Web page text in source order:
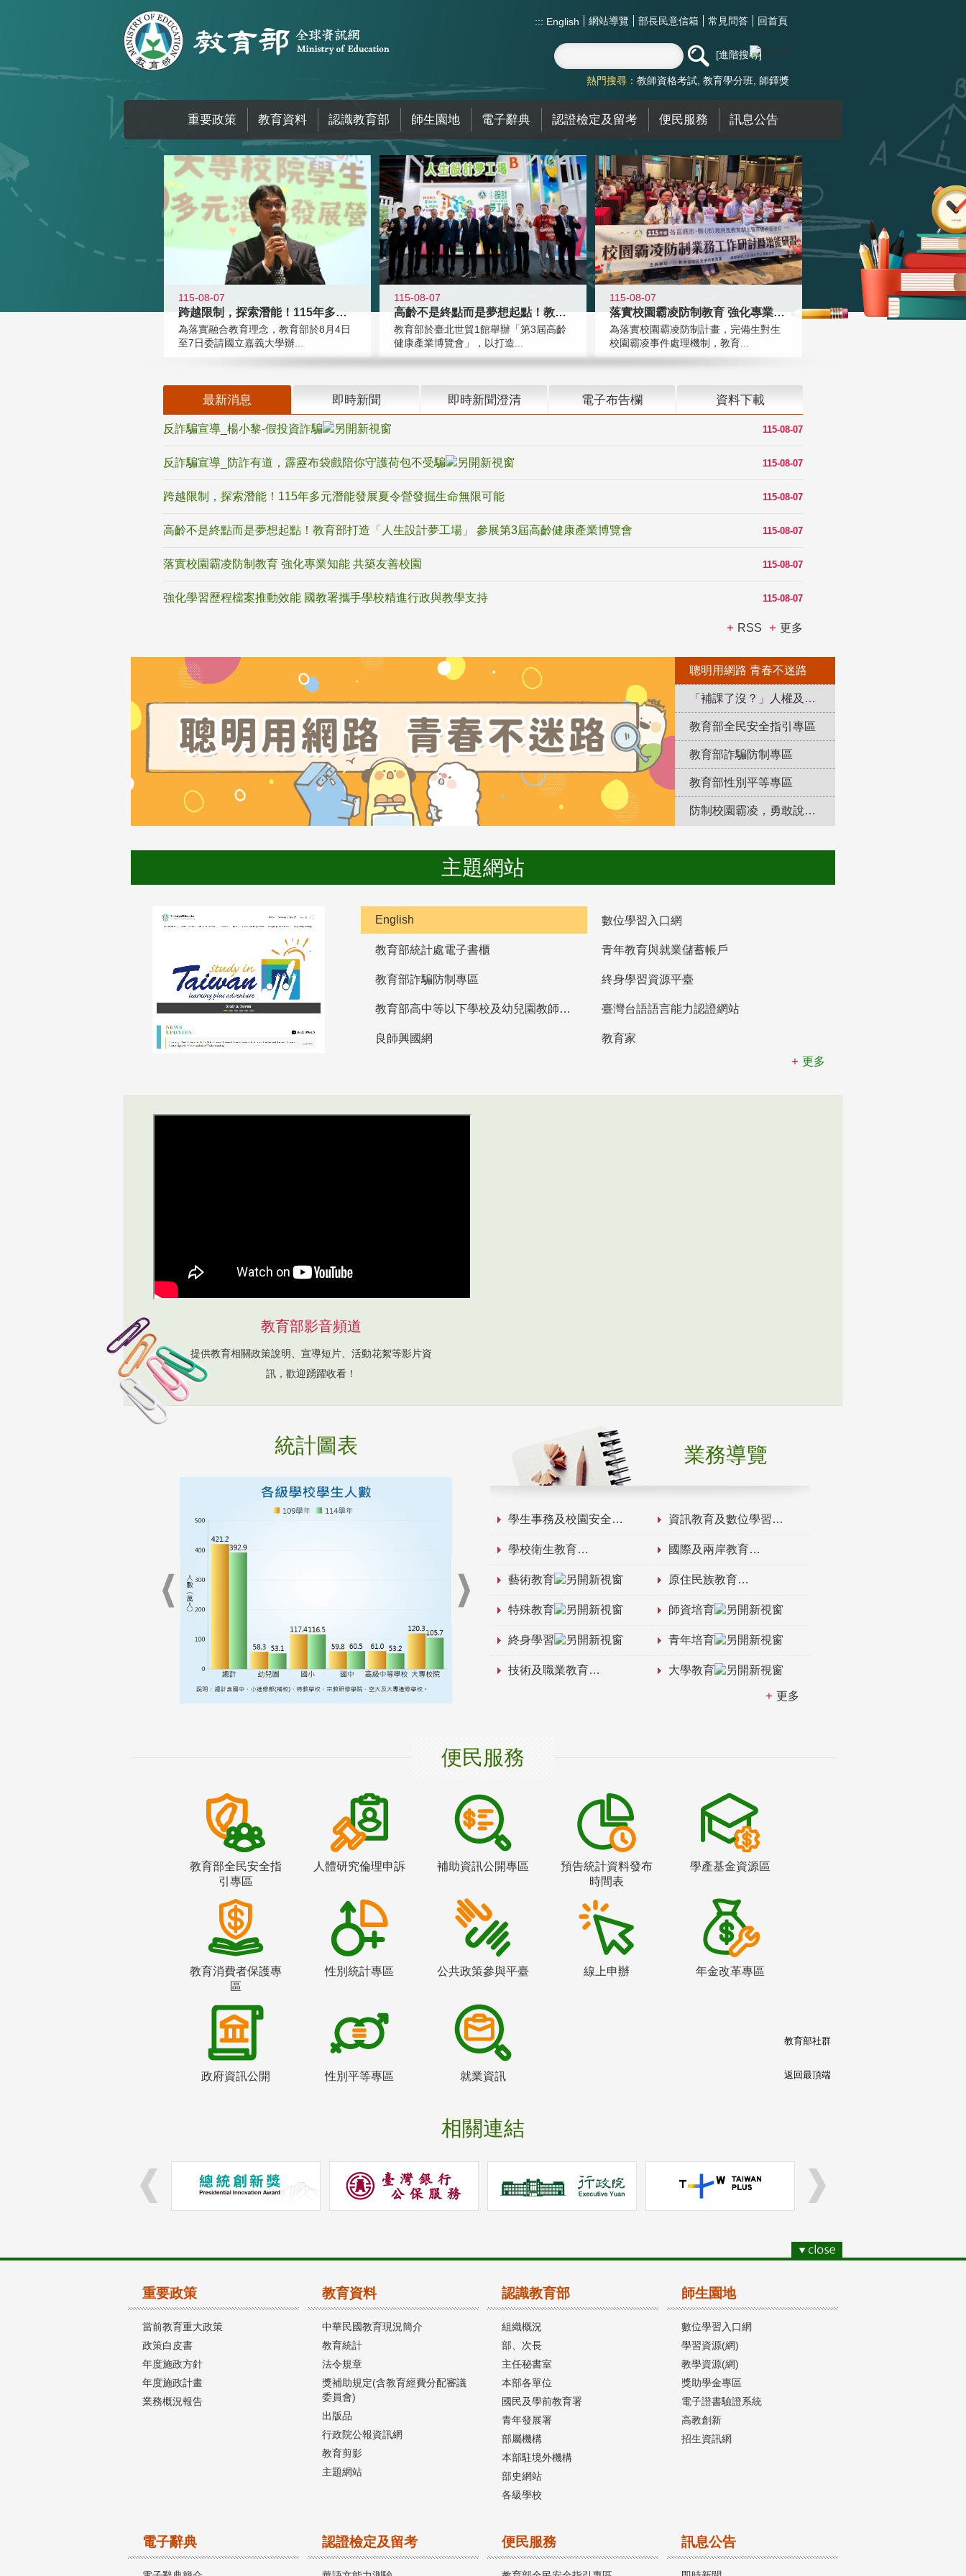
::: English 網站導覽 部長民意信箱 常見問答 回首頁
進階搜尋
熱門搜尋： 教師資格考試 教育學分班 師鐸獎
重要政策 教育資料 認識教育部 師生園地 電子辭典 認證檢定及留考 便民服務 訊息公告
:::
115-08-07
跨越限制，探索潛能！115年多元潛
為落實融合教育理念，教育部於8月4日
至7日委請國立嘉義大學辦...
115-08-07
高齡不是終點而是夢想起點！教育部打
教育部於臺北世貿1館舉辦「第3屆高齡
健康產業博覽會」，以打造...
115-08-07
落實校園霸凌防制教育 強化專業知能
為落實校園霸凌防制計畫，完備生對生
校園霸凌事件處理機制，教育...
最新消息 即時新聞 即時新聞澄清 電子布告欄 資料下載
115-08-07
反詐騙宣導_楊小黎-假投資詐騙
115-08-07
反詐騙宣導_防詐有道，霹靂布袋戲陪你守護荷包不受騙
115-08-07
跨越限制，探索潛能！115年多元潛能發展夏令營發掘生命無限可能
115-08-07
高齡不是終點而是夢想起點！教育部打造「人生設計夢工場」 參展第3屆高齡健康產業博覽會
115-08-07
落實校園霸凌防制教育 強化專業知能 共築友善校園
115-08-07
強化學習歷程檔案推動效能 國教署攜手學校精進行政與教學支持
RSS 更多
聰明用網路 青春不迷路
「補課了沒？」人權及轉型正義教育專區
教育部全民安全指引專區
教育部詐騙防制專區
教育部性別平等專區
防制校園霸凌，勇敢說出來！
主題網站
English 數位學習入口網
教育部統計處電子書櫃 青年教育與就業儲蓄帳戶
教育部詐騙防制專區 終身學習資源平臺
教育部高中等以下學校及幼兒園教師資格檢定考試 臺灣台語語言能力認證網站
良師興國網
教育家
更多
教育部影音頻道
提供教育相關政策說明、宣導短片、活動花絮等影片資
訊，歡迎踴躍收看！
統計圖表 業務導覽
學生事務及校園安全 資訊教育及數位學習
學校衛生教育 國際及兩岸教育
藝術教育 原住民族教育
特殊教育 師資培育
終身學習 青年培育
技術及職業教育 大學教育
更多
便民服務
教育部全民安全指
引專區
人體研究倫理申訴 補助資訊公開專區
預告統計資料發布
時間表
學產基金資源區
教育消費者保護專
區
性別統計專區 公共政策參與平臺 線上申辦 年金改革專區
政府資訊公開 性別平等專區 就業資訊
相關連結
教育部社群
返回最頂端
重要政策
當前教育重大政策
政策白皮書
年度施政方針
年度施政計畫
業務概況報告
教育資料
中華民國教育現況簡介
教育統計
法令規章
獎補助規定(含教育經費分配審議
委員會)
出版品
行政院公報資訊網
教育剪影
主題網站
認識教育部
組織概況
部、次長
主任秘書室
本部各單位
國民及學前教育署
青年發展署
部屬機構
本部駐境外機構
部史網站
各級學校
師生園地
數位學習入口網
學習資源(網)
教學資源(網)
獎助學金專區
電子證書驗證系統
高教創新
招生資訊網
電子辭典 認證檢定及留考 便民服務 訊息公告